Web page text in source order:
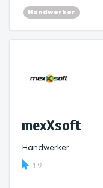
Handwerker
mexXsoft
Handwerker
19